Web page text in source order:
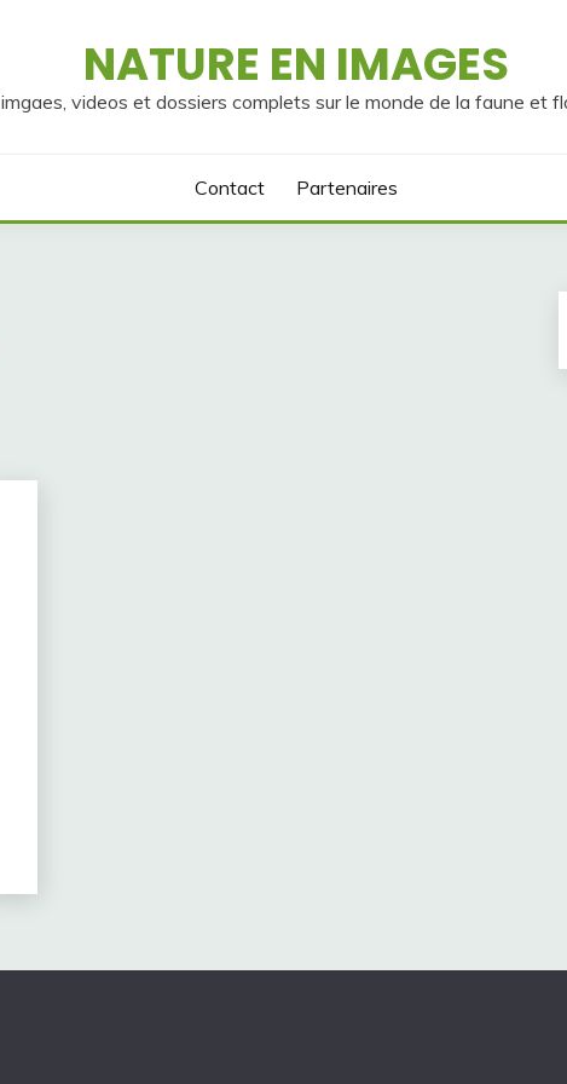
NATURE EN IMAGES
imgaes, videos et dossiers complets sur le monde de la faune et
Contact Partenaires